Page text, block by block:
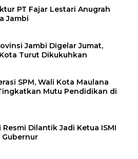
PT Fajar Lestari Anugrah
Jambi
Jambi Digelar Jumat,
Turut Dikukuhkan
SPM, Wali Kota Maulana
Mutu Pendidikan di
Dilantik Jadi Ketua ISMI
Gubernur